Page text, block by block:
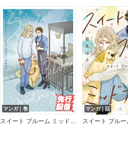
マンガ｜巻
スイート ブルーム ミッドナイト【コミックス版】
マンガ｜話